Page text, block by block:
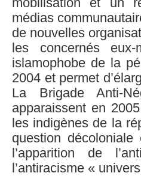
mobilisation et un
médias
de nouvelles
les concernés eux-
islamophobe de la
2004 et permet
La Brigade Anti-
apparaissent en
les indigènes de la
question
l’apparition de
l’antiracisme «